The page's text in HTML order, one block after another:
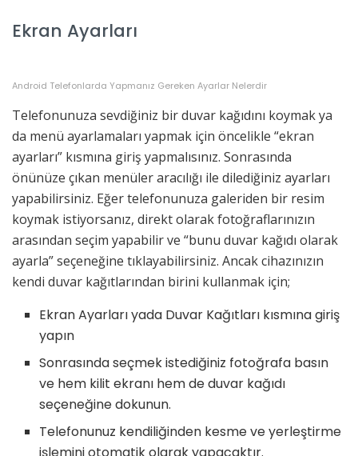
Ekran Ayarları
Android Telefonlarda Yapmanız Gereken Ayarlar Nelerdir
Telefonunuza sevdiğiniz bir duvar kağıdını koymak ya
da menü ayarlamaları yapmak için öncelikle “ekran
ayarları” kısmına giriş yapmalısınız. Sonrasında
önünüze çıkan menüler aracılığı ile dilediğiniz ayarları
yapabilirsiniz. Eğer telefonunuza galeriden bir resim
koymak istiyorsanız, direkt olarak fotoğraflarınızın
arasından seçim yapabilir ve “bunu duvar kağıdı olarak
ayarla” seçeneğine tıklayabilirsiniz. Ancak cihazınızın
kendi duvar kağıtlarından birini kullanmak için;
Ekran Ayarları yada Duvar Kağıtları kısmına giriş
yapın
Sonrasında seçmek istediğiniz fotoğrafa basın
ve hem kilit ekranı hem de duvar kağıdı
seçeneğine dokunun.
Telefonunuz kendiliğinden kesme ve yerleştirme
işlemini otomatik olarak yapacaktır.